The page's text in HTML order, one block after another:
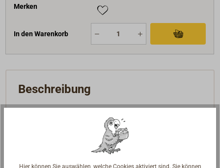
Merken
In den Warenkorb
Beschreibung
Schwere Schanzlippe zum Einlassen in die Schanz.
Aus Bronze im Sandgussverfahren gefertigt,
handpoliert. Gerader Durchgang.
In breiter oder schmaler Form.